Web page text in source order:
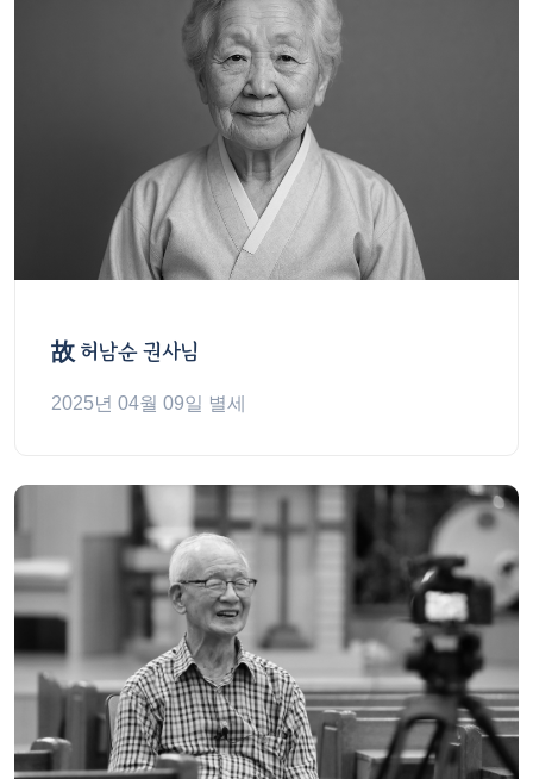
故 허남순 권사님
2025년 04월 09일 별세